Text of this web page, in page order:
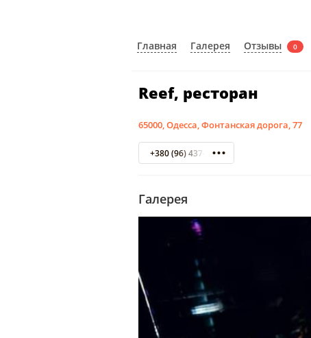
Главная Галерея Отзывы 0
Reef, ресторан
65000, Одесса, Фонтанская дорога, 77
+380 (96) 437-47-47
Галерея